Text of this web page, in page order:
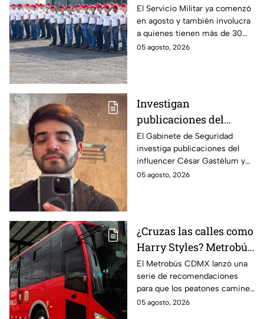
tener que hacer el
Servicio Militar 2026 si
saliste sorteado en
agosto
El Servicio Militar ya comenzó
en agosto y también involucra
a quienes tienen más de 30
años. Conoce quiénes deben
05 agosto, 2026
Investigan
publicaciones del
influencer César
Gastélum por alusión a
"La Mayiza"
El Gabinete de Seguridad
investiga publicaciones del
influencer César Gastélum y
analiza videos tras su
05 agosto, 2026
¿Cruzas las calles como
Harry Styles? Metrobús
lanza
recomendaciones de
seguridad para
peatones en CDMX
El Metrobús CDMX lanzó una
serie de recomendaciones
para que los peatones caminen
y crucen las calles con
05 agosto, 2026